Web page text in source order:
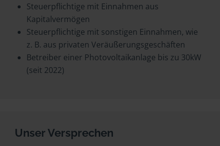
Steuerpflichtige mit Einnahmen aus
Kapitalvermögen
Steuerpflichtige mit sonstigen Einnahmen, wie
z. B. aus privaten Veräußerungsgeschäften
Betreiber einer Photovoltaikanlage bis zu 30kW
(seit 2022)
Unser Versprechen